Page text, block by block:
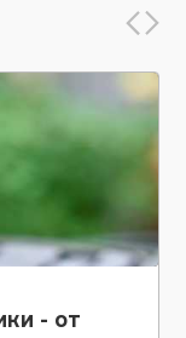
- от